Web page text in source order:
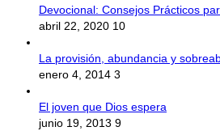
Devocional: Consejos Prácticos
abril 22, 2020 10
La provisión, abundancia y
enero 4, 2014 3
El joven que Dios espera
junio 19, 2013 9